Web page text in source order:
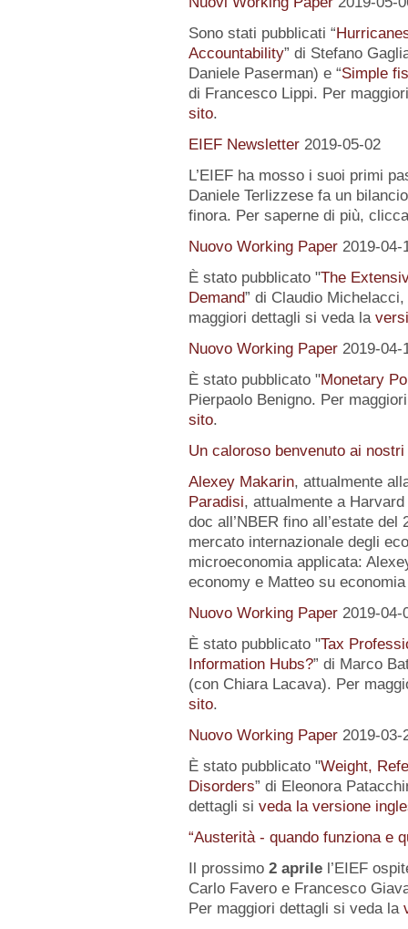
Sono stati pubblicati “
Accountability” di Stefano
Daniele Paserman) e “Simple
di Francesco Lippi. Per
sito.
EIEF Newsletter 2019-05-02
L’EIEF ha mosso i suoi primi
Daniele Terlizzese fa un
finora. Per saperne di più,
Nuovo Working Paper 2019-04-
È stato pubblicato "The
Demand” di Claudio
maggiori dettagli si veda la
Nuovo Working Paper 2019-04-
È stato pubblicato "Monetary
Pierpaolo Benigno. Per
sito.
Un caloroso benvenuto ai
Alexey Makarin, attualmente
Paradisi, attualmente a
doc all’NBER fino all’estate
mercato internazionale degli
microeconomia applicata:
economy e Matteo su
Nuovo Working Paper 2019-04-
È stato pubblicato "Tax
Information Hubs?” di Marco
(con Chiara Lacava). Per
sito.
Nuovo Working Paper 2019-03-
È stato pubblicato "Weight,
Disorders” di Eleonora
dettagli si veda la versione
“Austerità - quando funziona e
Il prossimo 2 aprilel’EIEF
Carlo Favero e Francesco
Per maggiori dettagli si veda la